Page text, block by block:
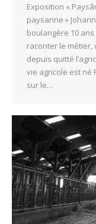
Exposition «
paysanne »
boulangère 10
raconter le métier,
depuis quitté
vie agricole est né
sur le…